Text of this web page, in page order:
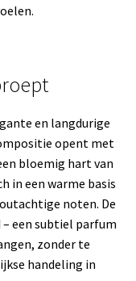
en langdurige
opent met
bloemig hart van
in een warme basis
noten. De
een subtiel parfum
zonder te
handeling in